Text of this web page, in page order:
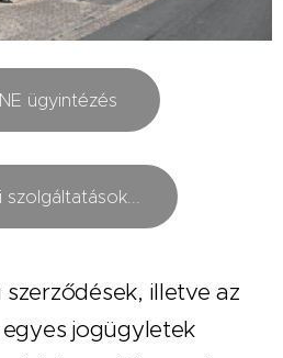
ügyintézés
szerződések, illetve az
jogügyletek